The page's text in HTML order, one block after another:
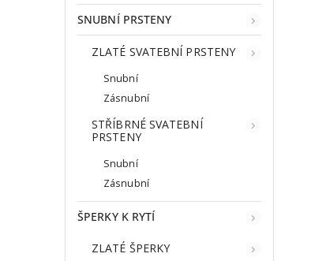
SNUBNÍ PRSTENY
ZLATÉ SVATEBNÍ PRSTENY
Snubní
Zásnubní
STŘÍBRNÉ SVATEBNÍ
PRSTENY
Snubní
Zásnubní
ŠPERKY K RYTÍ
ZLATÉ ŠPERKY